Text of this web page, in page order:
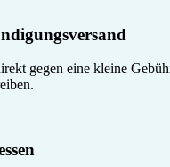
gegen eine kleine